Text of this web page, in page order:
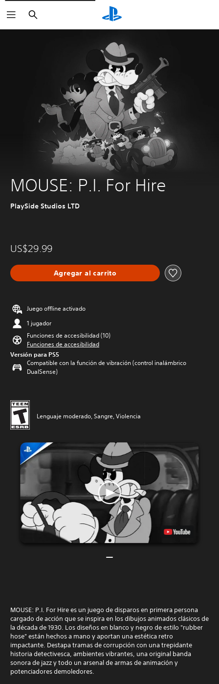
Buscar
MOUSE: P.I. For Hire
PlaySide Studios LTD
US$29.99
Agregar al carrito
Juego offline activado
1 jugador
Funciones de accesibilidad (10)
Funciones de accesibilidad
Versión para PS5
Compatible con la función de vibración (control inalámbrico
DualSense)
Lenguaje moderado, Sangre, Violencia
MOUSE: P.I. For Hire es un juego de disparos en primera persona
cargado de acción que se inspira en los dibujos animados clásicos de
la década de 1930. Los diseños en blanco y negro de estilo "rubber
hose" están hechos a mano y aportan una estética retro
impactante. Destapa tramas de corrupción con una trepidante
historia detectivesca, ambientes vibrantes, una original banda
sonora de jazz y todo un arsenal de armas de animación y
potenciadores demoledores.